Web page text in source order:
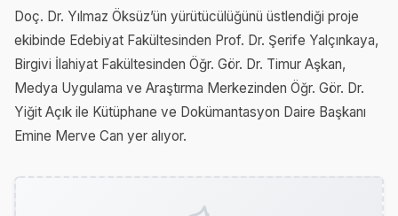
Doç. Dr. Yılmaz Öksüz’ün yürütücülüğünü üstlendiği proje
ekibinde Edebiyat Fakültesinden Prof. Dr. Şerife Yalçınkaya,
Birgivi İlahiyat Fakültesinden Öğr. Gör. Dr. Timur Aşkan,
Medya Uygulama ve Araştırma Merkezinden Öğr. Gör. Dr.
Yiğit Açık ile Kütüphane ve Dokümantasyon Daire Başkanı
Emine Merve Can yer alıyor.